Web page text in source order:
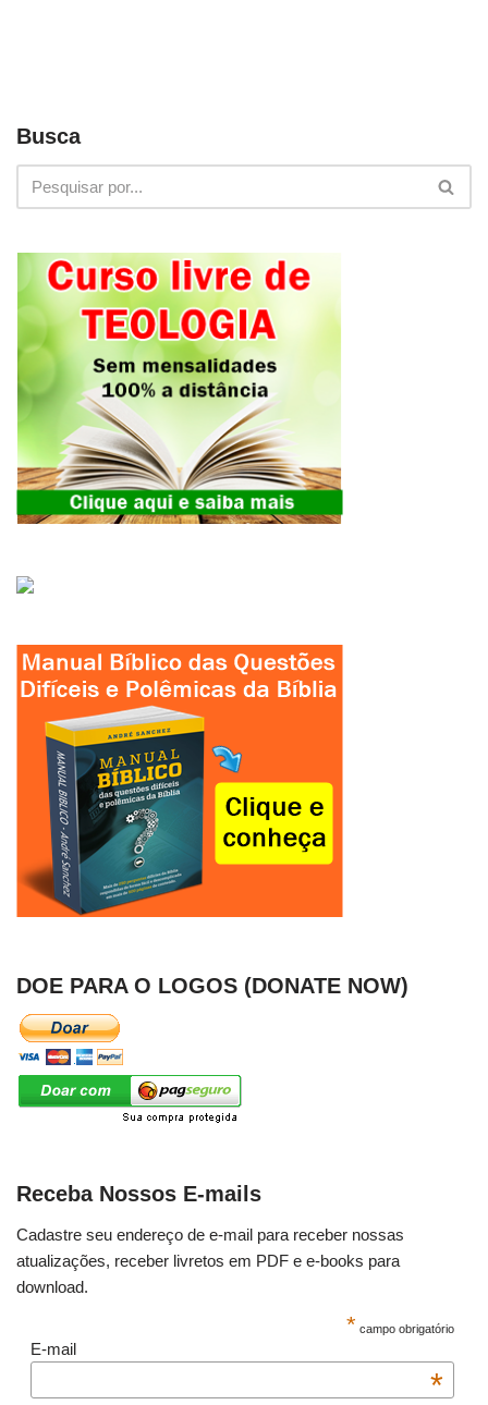
Busca
DOE PARA O LOGOS (DONATE NOW)
Receba Nossos E-mails
Cadastre seu endereço de e-mail para receber nossas
atualizações, receber livretos em PDF e e-books para
download.
* campo obrigatório
E-mail
*